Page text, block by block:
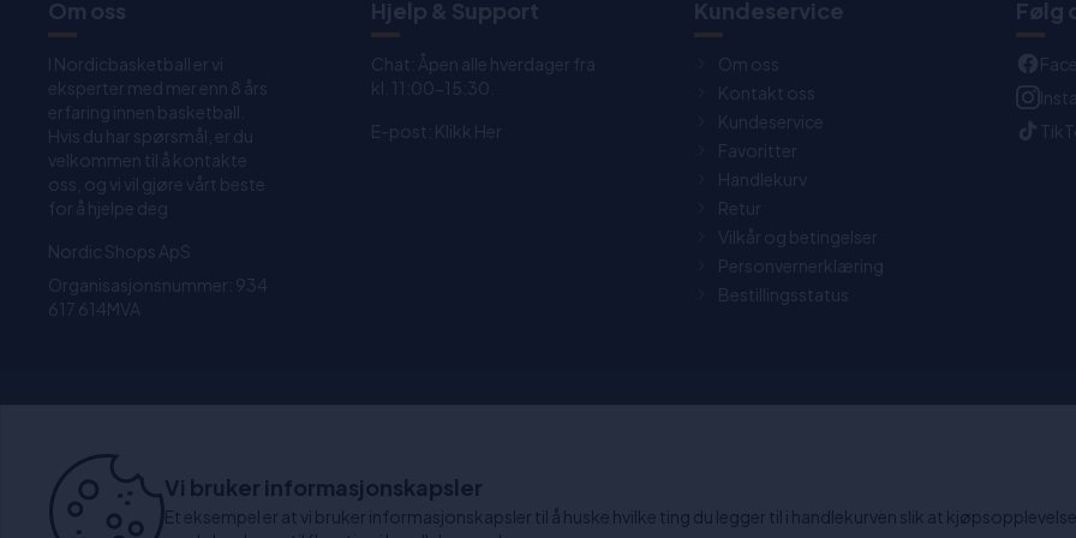
Om oss
I Nordicbasketball er vi
eksperter med mer enn 8 års
erfaring innen basketball.
Hvis du har spørsmål, er du
velkommen til å kontakte
oss, og vi vil gjøre vårt beste
for å hjelpe deg
Nordic Shops ApS
Organisasjonsnummer: 934
617 614MVA
Hjelp & Support
Chat: Åpen alle hverdager fra
kl. 11:00-15:30.
E-post: Klikk Her
Kundeservice
Om oss
Kontakt oss
Kundeservice
Favoritter
Handlekurv
Retur
Vilkår og betingelser
Personvernerklæring
Bestillingsstatus
Følg
1-4 dagers levering
Vi bruker informasjonskapsler
Et eksempel er at vi bruker informasjonskapsler til å huske hvilke ting du legger til i handlekurven slik at